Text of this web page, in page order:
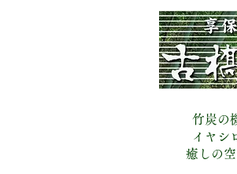
古
竹炭の
イヤシ
癒しの